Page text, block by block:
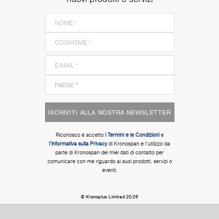
ISCRIVITI ALLA NOSTRA NEWSLETTER
Riconosco e accetto i Termini e le Condizionie
l'Informativa sulla Privacydi Kronospan e l'utilizzo da
parte di Kronospan dei miei dati di contatto per
comunicare con me riguardo ai suoi prodotti, servizi o
eventi.
© Kronoplus Limited 2026